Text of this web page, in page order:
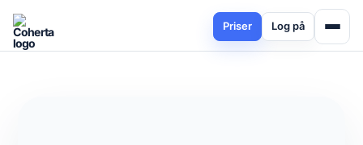
Priser Log på